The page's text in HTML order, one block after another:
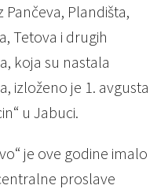
Plandišta,
Tetova i drugih
koja su nastala
izloženo je 1. avgusta
u Jabuci.
je ove godine imalo
proslave